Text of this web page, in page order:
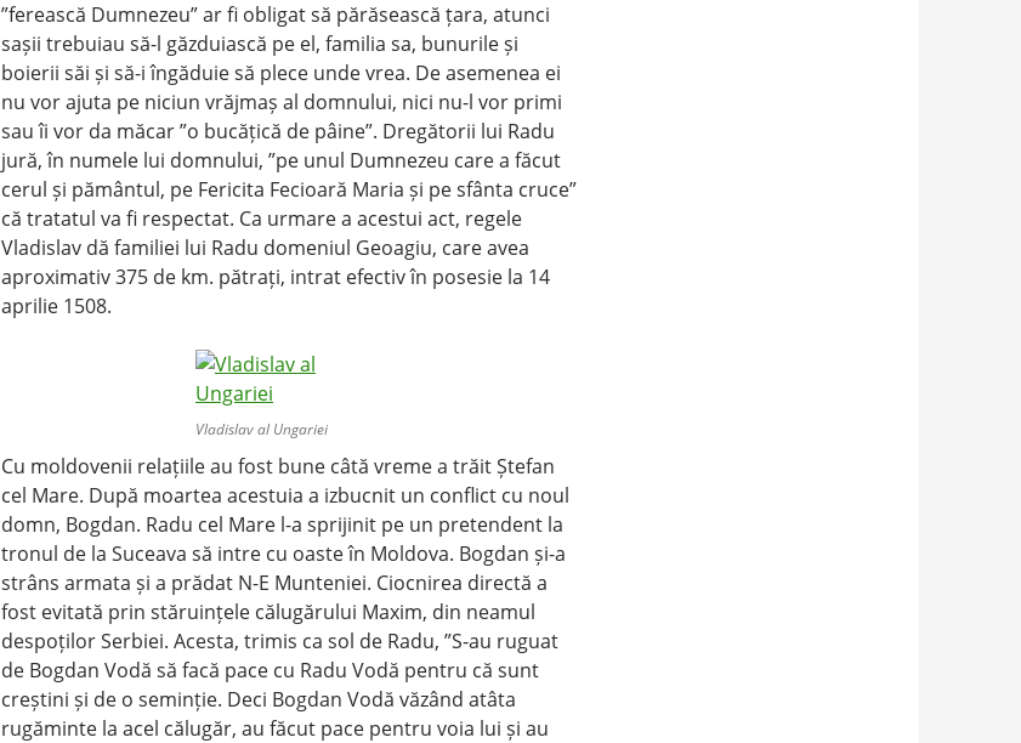
”ferească Dumnezeu” ar fi obligat să părăsească țara, atunci
sașii trebuiau să-l găzduiască pe el, familia sa, bunurile și
boierii săi și să-i îngăduie să plece unde vrea. De asemenea ei
nu vor ajuta pe niciun vrăjmaș al domnului, nici nu-l vor primi
sau îi vor da măcar ”o bucățică de pâine”. Dregătorii lui Radu
jură, în numele lui domnului, ”pe unul Dumnezeu care a făcut
cerul și pământul, pe Fericita Fecioară Maria și pe sfânta cruce”
că tratatul va fi respectat. Ca urmare a acestui act, regele
Vladislav dă familiei lui Radu domeniul Geoagiu, care avea
aproximativ 375 de km. pătrați, intrat efectiv în posesie la 14
aprilie 1508.
Vladislav al Ungariei
Cu moldovenii relațiile au fost bune câtă vreme a trăit Ștefan
cel Mare. După moartea acestuia a izbucnit un conflict cu noul
domn, Bogdan. Radu cel Mare l-a sprijinit pe un pretendent la
tronul de la Suceava să intre cu oaste în Moldova. Bogdan și-a
strâns armata și a prădat N-E Munteniei. Ciocnirea directă a
fost evitată prin stăruințele călugărului Maxim, din neamul
despoților Serbiei. Acesta, trimis ca sol de Radu, ”S-au ruguat
de Bogdan Vodă să facă pace cu Radu Vodă pentru că sunt
creștini și de o seminție. Deci Bogdan Vodă văzând atâta
rugăminte la acel călugăr, au făcut pace pentru voia lui și au